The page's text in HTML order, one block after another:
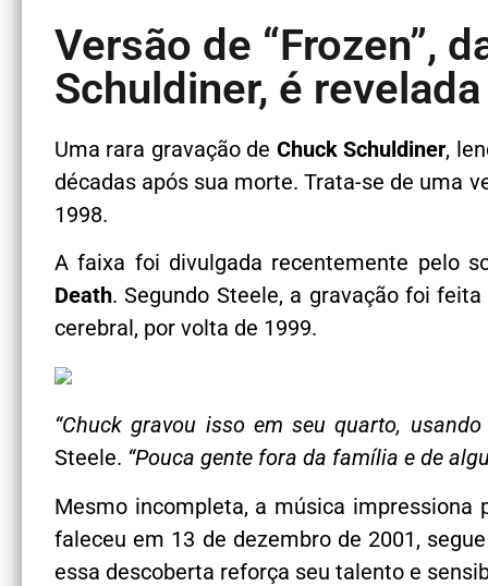
Versão de “Frozen”,
Schuldiner, é revelada
Uma rara gravação de Chuck Schuldiner,
décadas após sua morte. Trata-se de uma
1998.
A faixa foi divulgada recentemente pelo
Death. Segundo Steele, a gravação foi
cerebral, por volta de 1999.
“Chuck gravou isso em seu quarto,
Steele. “Pouca gente fora da família e de
Mesmo incompleta, a música impressiona
faleceu em 13 de dezembro de 2001,
essa descoberta reforça seu talento e